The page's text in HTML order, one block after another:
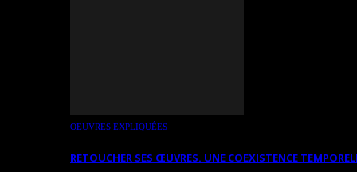
OEUVRES EXPLIQUÉES
RETOUCHER SES ŒUVRES. UNE COEXISTENCE